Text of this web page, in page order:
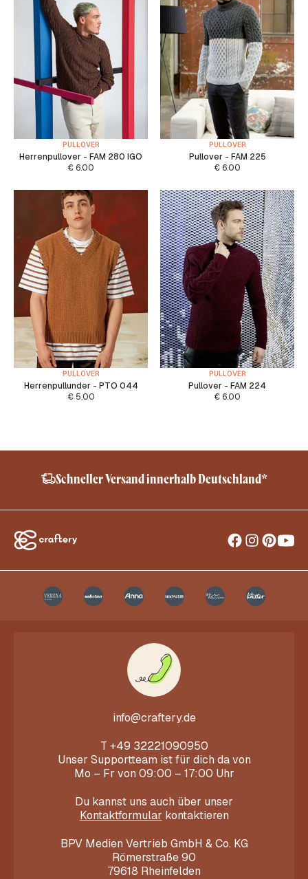
PULLOVER
Herrenpullover - FAM 280 IGO
€ 6.00
PULLOVER
Pullover - FAM 225
€ 6.00
PULLOVER
Herrenpullunder - PTO 044
€5.00
PULLOVER
Pullover - FAM 224
€ 6.00
Schneller Versand innerhalb Deutschland*
info@craftery.de
T +49 32221090950
Unser Supportteam ist für dich da von
Mo – Fr von 09:00 – 17:00 Uhr
Du kannst uns auch über unser
Kontaktformular kontaktieren
BPV Medien Vertrieb GmbH & Co. KG
Römerstraße 90
79618 Rheinfelden